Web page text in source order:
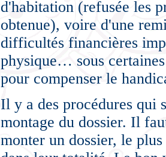
d'habitation (refusée les
obtenue), voire d'une
difficultés financières
physique… sous
pour compenser le
Il y a des procédures qui
montage du dossier. Il
monter un dossier, le